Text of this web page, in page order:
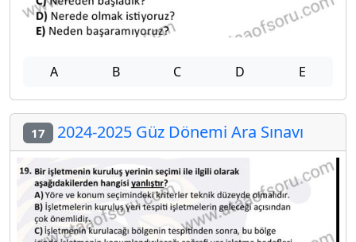
A B C D E
17 2024-2025 Güz Dönemi Ara Sınavı